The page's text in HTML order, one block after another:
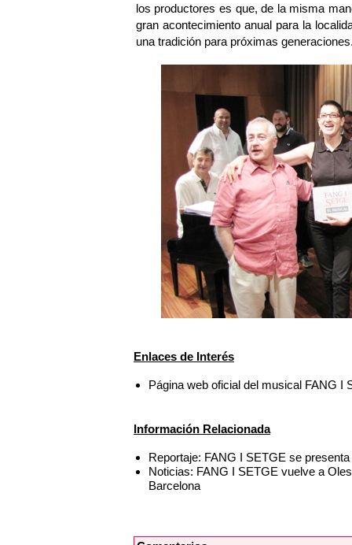
los productores es que, de la misma
gran acontecimiento anual para la
una tradición para próximas
Enlaces de Interés
Página web oficial del musical FANG I
Información Relacionada
Reportaje: FANG I SETGE se
Noticias: FANG I SETGE vuelve a
Barcelona